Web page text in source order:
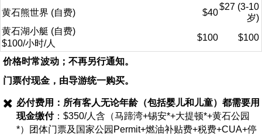
黄石熊世界 (自费)
$40
$27 (3-10
岁)
黄石湖小艇 (自费)
$100/小时/人
$100 $100
价格时常波动；不再另行通知。
门票付现金，由导游统一购买。
必付费用：所有客人无论年龄（包括婴儿和儿童）都需要用
现金缴付：$350/人含（马蹄湾+锡安*+大提顿*+黄石公园
*）团体门票及国家公园Permit+燃油补贴费+税费+CUA+停